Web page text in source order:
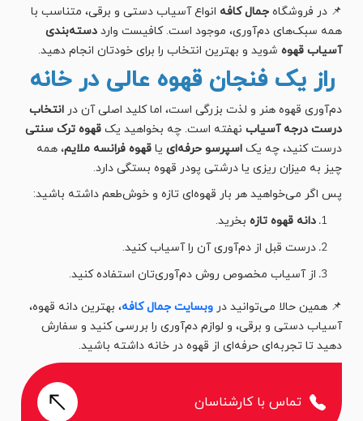
📌 در فروشگاه جمال کافه انواع آسیاب دستی و برقی، متناسب با
همه سبک‌های دم‌آوری، موجود است. کافیست وارد دسته‌بندی
آسیاب قهوه شوید و بهترین انتخاب را برای خودتان انجام دهید.
راز یک فنجان قهوه عالی در خانه
دم‌آوری قهوه هنر و لذت بزرگی است، اما کلید اصلی آن در انتخاب
درست درجه آسیاب نهفته است. چه بخواهید یک قهوه ترک سنتی
درست کنید، چه یک اسپرسو حرفه‌ای یا قهوه فرانسه ملایم، همه
چیز به میزان ریزی یا درشتی پودر قهوه بستگی دارد.
پس اگر می‌خواهید هر بار قهوه‌ای تازه و خوش‌طعم داشته باشید:
دانه قهوه تازه بخرید.
درست قبل از دم‌آوری آن را آسیاب کنید.
از آسیاب مخصوص روش دم‌آوری‌تان استفاده کنید.
📌 همین حالا می‌توانید در وبسایت جمال کافه، بهترین دانه قهوه،
آسیاب دستی و برقی، و لوازم دم‌آوری را بررسی کنید و سفارش
دهید تا تجربه‌ای حرفه‌ای از قهوه در خانه داشته باشید.
تماس با کارشناسان